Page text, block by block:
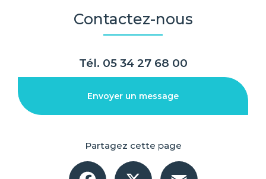
Contactez-nous
Tél. 05 34 27 68 00
Envoyer un message
Partagez cette page
Facebook